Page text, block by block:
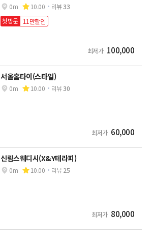
0m 10.00 리뷰33
첫방문
11만할인
최저가 100,000
서울홈타이(스타일)
0m 10.00 리뷰30
최저가 60,000
신림스웨디시(X&Y테라피)
0m 10.00 리뷰25
최저가 80,000